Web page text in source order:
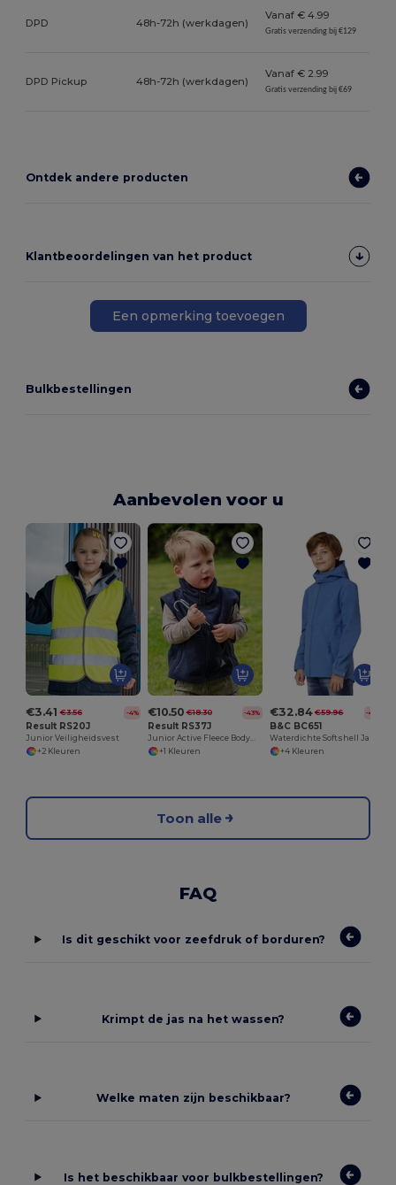
DPD 48h-72h (werkdagen)
Vanaf € 4.99
Gratis verzending bij €129
DPD Pickup 48h-72h (werkdagen)
Vanaf € 2.99
Gratis verzending bij €69
Ontdek andere producten
Klantbeoordelingen van het product
Een opmerking toevoegen
Bulkbestellingen
Aanbevolen voor u
€3.41 €3.56 -4%
Result RS20J
Junior Veiligheidsvest
+2 Kleuren
€10.50 €18.30 -43%
Result RS37J
Junior Active Fleece Bodywarmer
+1 Kleuren
€32.84 €59.96 -45%
B&C BC651
+4 Kleuren
Toon alle
FAQ
Is dit geschikt voor zeefdruk of borduren?
Krimpt de jas na het wassen?
Welke maten zijn beschikbaar?
Is het beschikbaar voor bulkbestellingen?